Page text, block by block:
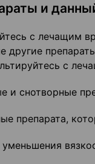
и
с лечащим
другие
с
и снотворные
препарата,